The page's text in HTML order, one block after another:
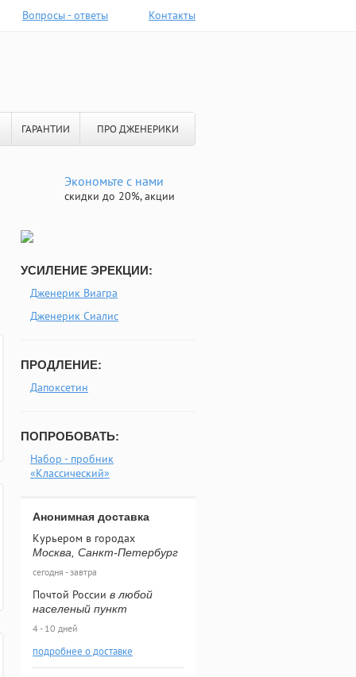
Вопросы - ответы Контакты
ГАРАНТИИ ПРО ДЖЕНЕРИКИ
Экономьте с нами
скидки до 20%, акции
УСИЛЕНИЕ ЭРЕКЦИИ:
Дженерик Виагра
Дженерик Сиалис
ПРОДЛЕНИЕ:
Дапоксетин
ПОПРОБОВАТЬ:
Набор - пробник
«Классический»
Анонимная доставка
Курьером в городах
Москва, Санкт-Петербург
сегодня - завтра
Почтой России в любой
населеный пункт
4 - 10 дней
подробнее о доставке